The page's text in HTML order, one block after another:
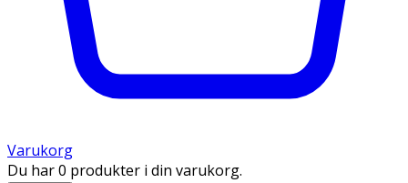
Varukorg
Du har 0 produkter i din varukorg.